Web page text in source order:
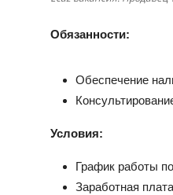
Обязанности:
Обеспечение
Условия:
График работы
Заработная